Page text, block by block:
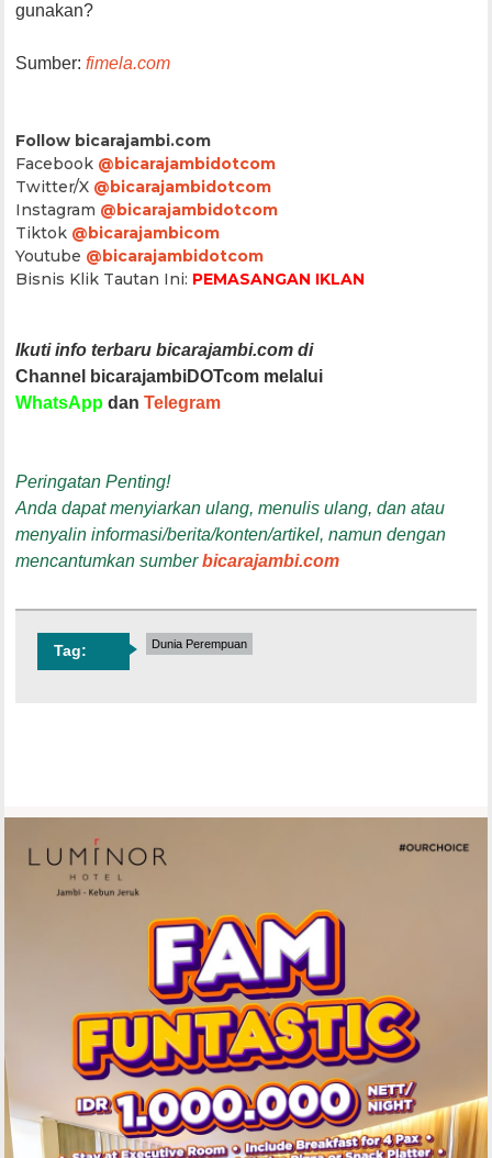
gunakan?
Sumber:fimela.com
Follow bicarajambi.com
Facebook @bicarajambidotcom
Twitter/X @bicarajambidotcom
Instagram @bicarajambidotcom
Tiktok @bicarajambicom
Youtube @bicarajambidotcom
Bisnis Klik Tautan Ini: PEMASANGAN IKLAN
Ikuti info terbaru bicarajambi.com di
Channel bicarajambiDOTcom melalui
WhatsApp danTelegram
Peringatan Penting!
Anda dapat menyiarkan ulang, menulis ulang, dan atau
menyalin informasi/berita/konten/artikel, namun dengan
mencantumkan sumberbicarajambi.com
Tag: Dunia Perempuan